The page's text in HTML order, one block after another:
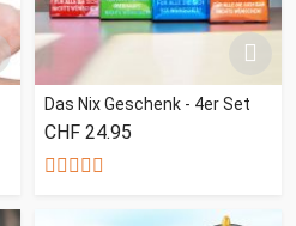
Das Nix Geschenk - 4er Set
CHF 24.95